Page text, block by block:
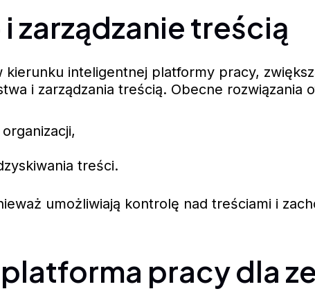
zarządzanie treścią
kierunku inteligentnej platformy pracy,
i zarządzania treścią. Obecne rozwiązania
treści.
umożliwiają kontrolę nad treściami i
pracy dla